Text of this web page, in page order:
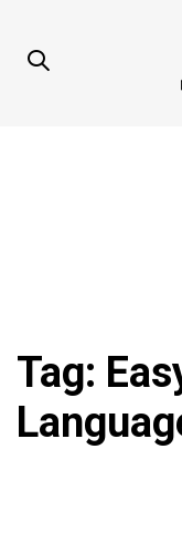
content
Tag: